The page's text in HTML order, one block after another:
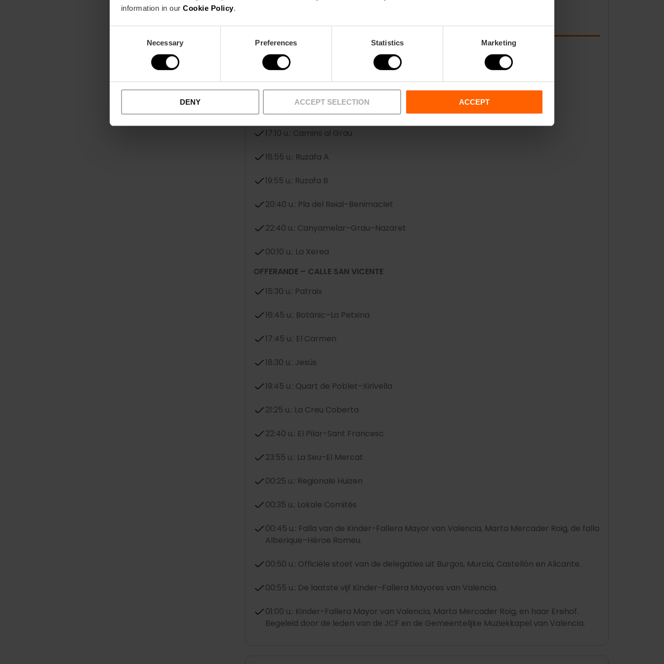
information in our Cookie Policy.
Necessary Preferences Statistics Marketing
DENY ACCEPT SELECTION ACCEPT
OFFERANDE – CALLE LA PAZ
17:10 u.: Camins al Grau
18:55 u.: Ruzafa A
19:55 u.: Ruzafa B
20:40 u.: Pla del Reial–Benimaclet
22:40 u.: Canyamelar–Grau–Nazaret
00:10 u.: La Xerea
OFFERANDE – CALLE SAN VICENTE
15:30 u.: Patraix
16:45 u.: Botànic–La Petxina
17:45 u.: El Carmen
18:30 u.: Jesús
19:45 u.: Quart de Poblet–Xirivella
21:25 u.: La Creu Coberta
22:40 u.: El Pilar–Sant Francesc
23:55 u.: La Seu–El Mercat
00:25 u.: Regionale Huizen
00:35 u.: Lokale Comités
00:45 u.: Falla van de Kinder-Fallera Mayor van Valencia, Marta Mercader Roig, de falla
Alberique–Héroe Romeu.
00:50 u.: Officiële stoet van de delegaties uit Burgos, Murcia, Castellón en Alicante.
00:55 u.: De laatste vijf Kinder-Fallera Mayores van Valencia.
01:00 u.: Kinder-Fallera Mayor van Valencia, Marta Mercader Roig, en haar Erehof.
Begeleid door de leden van de JCF en de Gemeentelijke Muziekkapel van Valencia.